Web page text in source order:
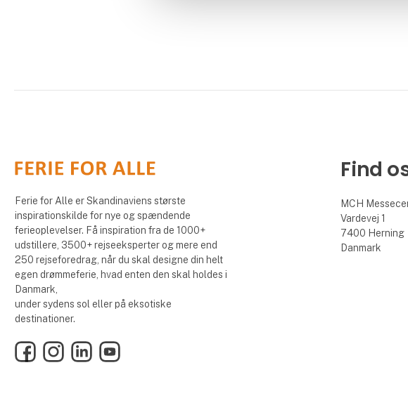
Ferie for Alle er Skandinaviens største
inspirationskilde for nye og spændende
ferieoplevelser. Få inspiration fra de 1000+
udstillere, 3500+ rejseeksperter og mere end
250 rejseforedrag, når du skal designe din helt
egen drømmeferie, hvad enten den skal holdes i
Danmark,
under sydens sol eller på eksotiske
destinationer.
FacebookInstagramLinkedInYouTube
Find
MCH
Vardevej 1
7400 Herning
Danmark